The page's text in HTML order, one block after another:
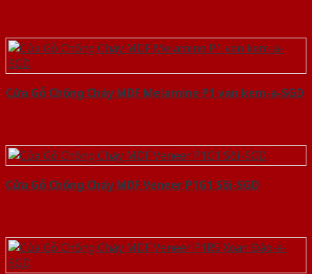
Cửa Gỗ Chống Cháy MDF Melamine P1 van kem-a-SGD
Cửa Gỗ Chống Cháy MDF Veneer P1G1 Sồi-SGD